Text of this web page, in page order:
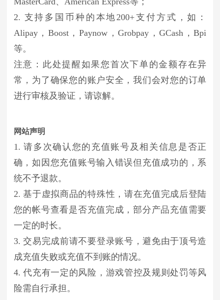
2. 支持多国币种的本地200+支付方式，如：
Alipay，Boost，Paynow，Grobpay，GCash，Bpi
等。
注意：此处提醒如果您首次下单的金额存在异
常，为了确保您的账户安全，我们会对您的订单
进行审核及验证，请谅解。
网站声明
1. 请多次确认您的充值账号及相关信息是否正
确，如因您充值账号输入错误但充值成功的，系
统不予退款。
2. 基于虚拟商品的特殊性，请在充值完成后登陆
您的帐号查看是否充值完成，部分产品充值需要
一定的时长。
3. 交易完成前请不要登录账号，避免由于顶号造
成充值失败或充值不到账的情况。
4. 代充有一定的风险，游戏管控及规则处罚等风
险需自行承担。